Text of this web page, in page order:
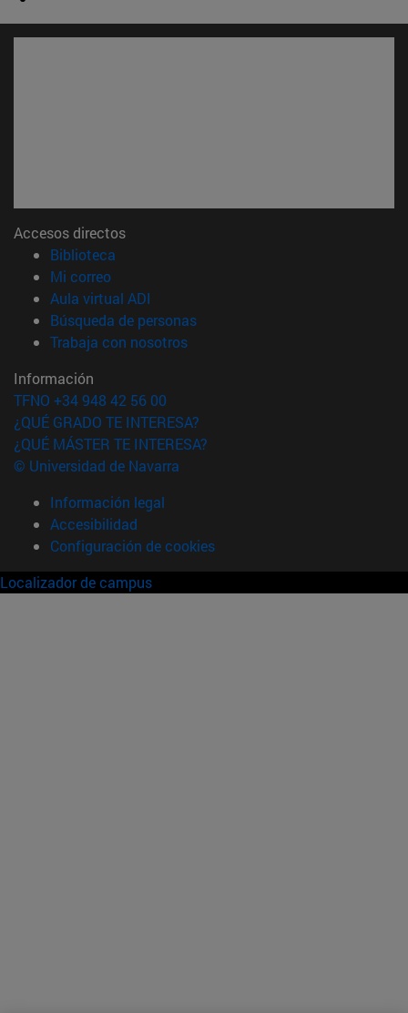
Accesos directos
Biblioteca
Mi correo(abre en nueva ventana)
Aula virtual ADI
Búsqueda de personas(abre en nueva ventana)
Trabaja con nosotros(abre en nueva ventana)
Información
TFNO +34 948 42 56 00
¿QUÉ GRADO TE INTERESA?
¿QUÉ MÁSTER TE INTERESA?
© Universidad de Navarra
Información legal
Accesibilidad
Configuración de cookies
Localizador de campus